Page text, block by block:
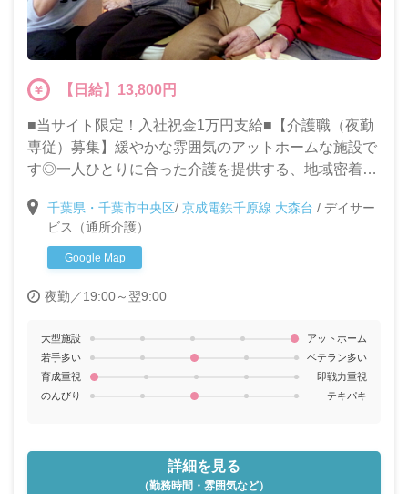
【日給】13,800円
■当サイト限定！入社祝金1万円支給■【介護職（夜勤
専従）募集】緩やかな雰囲気のアットホームな施設で
す◎一人ひとりに合った介護を提供する、地域密着型
る方も大募集!!
千葉県・千葉市中央区/ 京成電鉄千原線 大森台 / デイサー
ビス（通所介護）
Google Map
夜勤／19:00～翌9:00
大型施設
アットホーム
若手多い
ベテラン多い
育成重視
即戦力重視
のんびり
テキパキ
詳細を見る
（勤務時間・雰囲気など）